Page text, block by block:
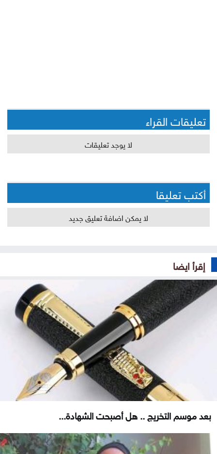
تعليقات القراء
لا يوجد تعليقات
أكتب تعليقا
لا يمكن اضافة تعليق جديد
إقرأ ايضا
بعد موسم التخريج .. هل أصبحت الشهادة...